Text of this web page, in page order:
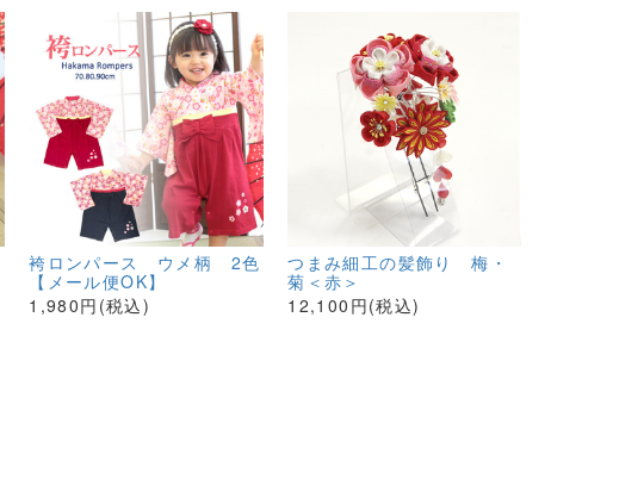
袴ロンパース ウメ柄 2色
【メール便OK】
1,980円(税込)
つまみ細工の髪飾り 梅・
菊＜赤＞
12,100円(税込)